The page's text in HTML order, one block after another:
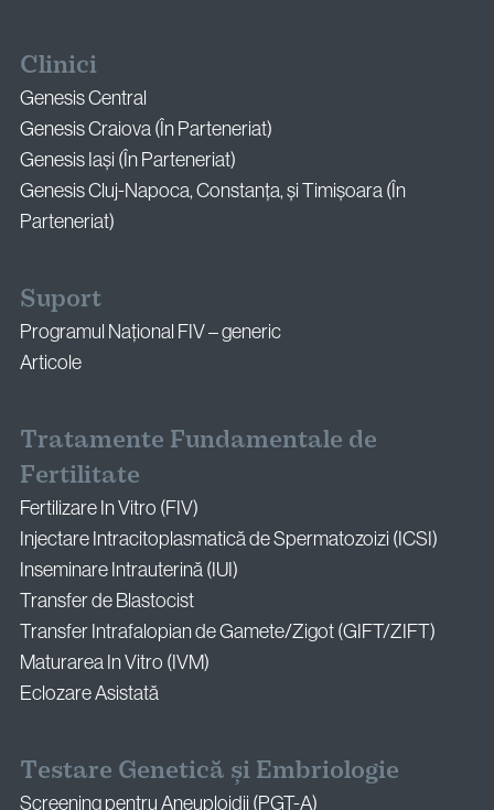
Clinici
Genesis Central
Genesis Craiova (În Parteneriat)
Genesis Iași (În Parteneriat)
Genesis Cluj-Napoca, Constanța, și Timișoara (În
Parteneriat)
Suport
Programul Național FIV – generic
Articole
Tratamente Fundamentale de
Fertilitate
Fertilizare In Vitro (FIV)
Injectare Intracitoplasmatică de Spermatozoizi (ICSI)
Inseminare Intrauterină (IUI)
Transfer de Blastocist
Transfer Intrafalopian de Gamete/Zigot (GIFT/ZIFT)
Maturarea In Vitro (IVM)
Eclozare Asistată
Testare Genetică și Embriologie
Screening pentru Aneuploidii (PGT-A)